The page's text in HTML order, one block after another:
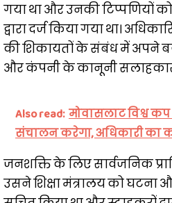
गया था और उनकी टिप्पणियों
द्वारा दर्ज किया गया था।
की शिकायतों के संबंध में अपने
और कंपनी के कानूनी सलाहकार
Also read: मोवासलाट विश्व
संचालन करेगा, अधिकारी का
जनशक्ति के लिए सार्वजनिक
उसने शिक्षा मंत्रालय को